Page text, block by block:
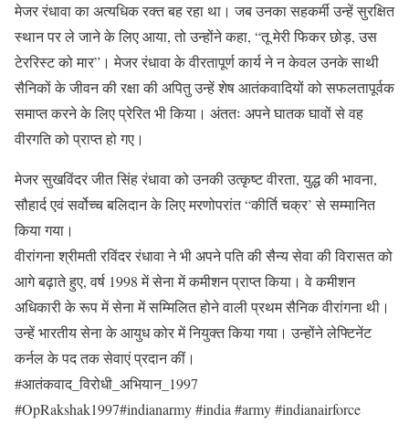
मेजर रंधावा का अत्यधिक रक्त बह रहा था। जब उनका सहकर्मी उन्हें सुरक्षित
स्थान पर ले जाने के लिए आया, तो उन्होंने कहा, “तू मेरी फिकर छोड़, उस
टेररिस्ट को मार”। मेजर रंधावा के वीरतापूर्ण कार्य ने न केवल उनके साथी
सैनिकों के जीवन की रक्षा की अपितु उन्हें शेष आतंकवादियों को सफलतापूर्वक
समाप्त करने के लिए प्रेरित भी किया। अंततः अपने घातक घावों से वह
वीरगति को प्राप्त हो गए।
मेजर सुखविंदर जीत सिंह रंधावा को उनकी उत्कृष्ट वीरता, युद्ध की भावना,
सौहार्द एवं सर्वोच्च बलिदान के लिए मरणोपरांत “कीर्ति चक्र’ से सम्मानित
किया गया।
वीरांगना श्रीमती रविंदर रंधावा ने भी अपने पति की सैन्य सेवा की विरासत को
आगे बढ़ाते हुए, वर्ष 1998 में सेना में कमीशन प्राप्त किया। वे कमीशन
अधिकारी के रूप में सेना में सम्मिलित होने वाली प्रथम सैनिक वीरांगना थी।
उन्हें भारतीय सेना के आयुध कोर में नियुक्त किया गया। उन्होंने लेफ्टिनेंट
कर्नल के पद तक सेवाएं प्रदान कीं।
#आतंकवाद_विरोधी_अभियान_1997
#OpRakshak1997#indianarmy #india #army #indianairforce